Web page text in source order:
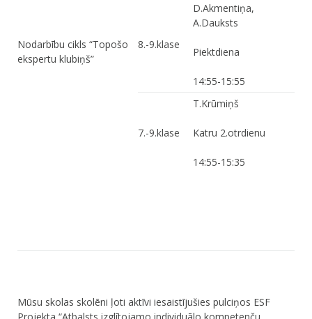
Nodarbību cikls “Topošo
ekspertu klubiņš”
8.-9.klase
D.Akmentiņa,
A.Dauksts
Piektdiena
14:55-15:55
7.-9.klase
T.Krūmiņš
Katru 2.otrdienu
14:55-15:35
Mūsu skolas skolēni ļoti aktīvi iesaistījušies pulciņos ESF